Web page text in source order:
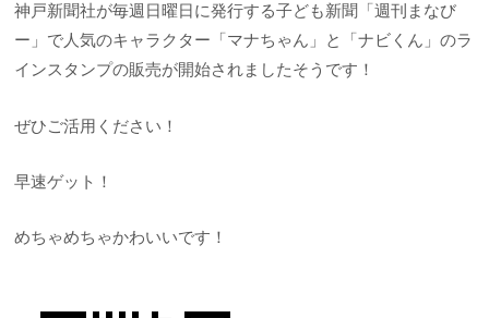
神戸新聞社が毎週日曜日に発行する子ども新聞「週刊まなび
ー」で人気のキャラクター「マナちゃん」と「ナビくん」のラ
インスタンプの販売が開始されましたそうです！
ぜひご活用ください！
早速ゲット！
めちゃめちゃかわいいです！